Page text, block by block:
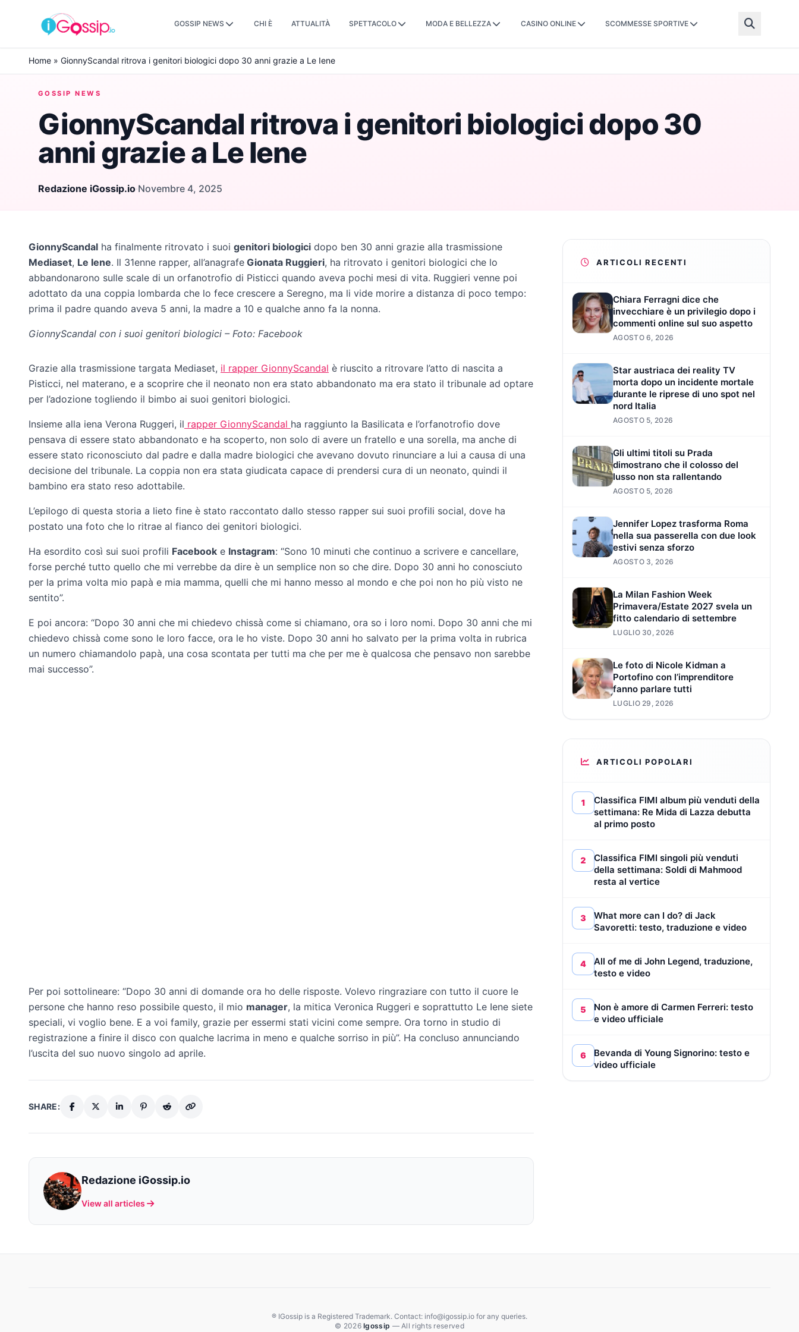
Skip to content
GOSSIP NEWS CHI È ATTUALITÀ SPETTACOLO MODA E BELLEZZA CASINO ONLINE SCOMMESSE SPORTIVE
Home » GionnyScandal ritrova i genitori biologici dopo 30 anni grazie a Le Iene
GOSSIP NEWS
GionnyScandal ritrova i genitori biologici dopo 30
anni grazie a Le Iene
Redazione iGossip.io·Novembre 4, 2025
GionnyScandal ha finalmente ritrovato i suoi genitori biologici dopo ben 30 anni grazie alla trasmissione
Mediaset, Le Iene. Il 31enne rapper, all’anagrafe Gionata Ruggieri, ha ritrovato i genitori biologici che lo
abbandonarono sulle scale di un orfanotrofio di Pisticci quando aveva pochi mesi di vita. Ruggieri venne poi
adottato da una coppia lombarda che lo fece crescere a Seregno, ma li vide morire a distanza di poco tempo:
prima il padre quando aveva 5 anni, la madre a 10 e qualche anno fa la nonna.
GionnyScandal con i suoi genitori biologici – Foto: Facebook
Grazie alla trasmissione targata Mediaset, il rapper GionnyScandal è riuscito a ritrovare l’atto di nascita a
Pisticci, nel materano, e a scoprire che il neonato non era stato abbandonato ma era stato il tribunale ad optare
per l’adozione togliendo il bimbo ai suoi genitori biologici.
Insieme alla iena Verona Ruggeri, il rapper GionnyScandal ha raggiunto la Basilicata e l’orfanotrofio dove
pensava di essere stato abbandonato e ha scoperto, non solo di avere un fratello e una sorella, ma anche di
essere stato riconosciuto dal padre e dalla madre biologici che avevano dovuto rinunciare a lui a causa di una
decisione del tribunale. La coppia non era stata giudicata capace di prendersi cura di un neonato, quindi il
bambino era stato reso adottabile.
L’epilogo di questa storia a lieto fine è stato raccontato dallo stesso rapper sui suoi profili social, dove ha
postato una foto che lo ritrae al fianco dei genitori biologici.
Ha esordito così sui suoi profili Facebook e Instagram: “Sono 10 minuti che continuo a scrivere e cancellare,
forse perché tutto quello che mi verrebbe da dire è un semplice non so che dire. Dopo 30 anni ho conosciuto
per la prima volta mio papà e mia mamma, quelli che mi hanno messo al mondo e che poi non ho più visto ne
sentito”.
E poi ancora: “Dopo 30 anni che mi chiedevo chissà come si chiamano, ora so i loro nomi. Dopo 30 anni che mi
chiedevo chissà come sono le loro facce, ora le ho viste. Dopo 30 anni ho salvato per la prima volta in rubrica
un numero chiamandolo papà, una cosa scontata per tutti ma che per me è qualcosa che pensavo non sarebbe
mai successo”.
Per poi sottolineare: “Dopo 30 anni di domande ora ho delle risposte. Volevo ringraziare con tutto il cuore le
persone che hanno reso possibile questo, il mio manager, la mitica Veronica Ruggeri e soprattutto Le Iene siete
speciali, vi voglio bene. E a voi family, grazie per essermi stati vicini come sempre. Ora torno in studio di
registrazione a finire il disco con qualche lacrima in meno e qualche sorriso in più”. Ha concluso annunciando
l’uscita del suo nuovo singolo ad aprile.
SHARE:
Redazione iGossip.io
View all articles
ARTICOLI RECENTI
Chiara Ferragni dice che
invecchiare è un privilegio dopo i
commenti online sul suo aspetto
AGOSTO 6, 2026
Star austriaca dei reality TV
morta dopo un incidente mortale
durante le riprese di uno spot nel
nord Italia
AGOSTO 5, 2026
Gli ultimi titoli su Prada
dimostrano che il colosso del
lusso non sta rallentando
AGOSTO 5, 2026
Jennifer Lopez trasforma Roma
nella sua passerella con due look
estivi senza sforzo
AGOSTO 3, 2026
La Milan Fashion Week
Primavera/Estate 2027 svela un
fitto calendario di settembre
LUGLIO 30, 2026
Le foto di Nicole Kidman a
Portofino con l’imprenditore
fanno parlare tutti
LUGLIO 29, 2026
ARTICOLI POPOLARI
1
Classifica FIMI album più venduti della
settimana: Re Mida di Lazza debutta
al primo posto
2
Classifica FIMI singoli più venduti
della settimana: Soldi di Mahmood
resta al vertice
3
What more can I do? di Jack
Savoretti: testo, traduzione e video
4
All of me di John Legend, traduzione,
testo e video
5
Non è amore di Carmen Ferreri: testo
e video ufficiale
6
Bevanda di Young Signorino: testo e
video ufficiale
® IGossip is a Registered Trademark. Contact: info@igossip.io for any queries.
© 2026Igossip — All rights reserved